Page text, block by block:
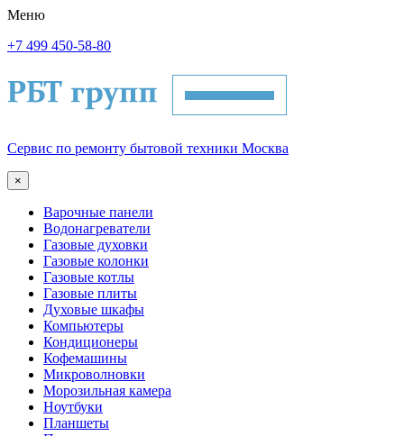
Меню
+7 499 450-58-80
Сервис по ремонту бытовой техники Москва
×
Варочные панели
Водонагреватели
Газовые духовки
Газовые колонки
Газовые котлы
Газовые плиты
Духовые шкафы
Компьютеры
Кондиционеры
Кофемашины
Микроволновки
Морозильная камера
Ноутбуки
Планшеты